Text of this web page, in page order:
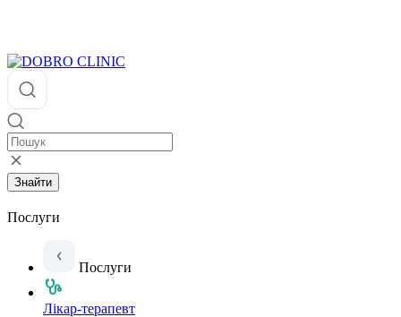
Знайти
Послуги
Послуги
Лікар-терапевт